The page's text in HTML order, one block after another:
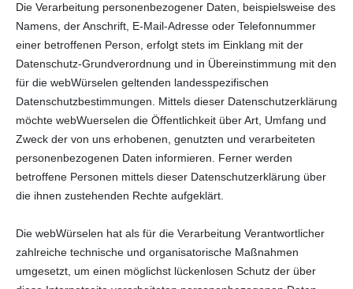
Die Verarbeitung personenbezogener Daten, beispielsweise des
Namens, der Anschrift, E-Mail-Adresse oder Telefonnummer
einer betroffenen Person, erfolgt stets im Einklang mit der
Datenschutz-Grundverordnung und in Übereinstimmung mit den
für die webWürselen geltenden landesspezifischen
Datenschutzbestimmungen. Mittels dieser Datenschutzerklärung
möchte webWuerselen die Öffentlichkeit über Art, Umfang und
Zweck der von uns erhobenen, genutzten und verarbeiteten
personenbezogenen Daten informieren. Ferner werden
betroffene Personen mittels dieser Datenschutzerklärung über
die ihnen zustehenden Rechte aufgeklärt.
Die webWürselen hat als für die Verarbeitung Verantwortlicher
zahlreiche technische und organisatorische Maßnahmen
umgesetzt, um einen möglichst lückenlosen Schutz der über